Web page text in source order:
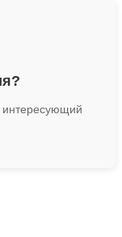
интересующий